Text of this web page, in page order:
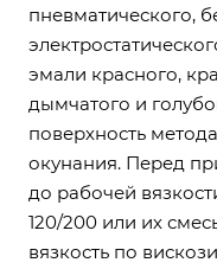
пневматического,
эмали красного,
дымчатого и
поверхность
окунания. Перед
до рабочей
120/200 или их
вязкость по